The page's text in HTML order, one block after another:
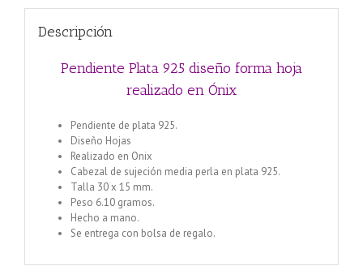
Descripción
Pendiente Plata 925 diseño forma hoja
realizado en Ónix
Pendiente de plata 925.
Diseño Hojas
Realizado en Onix
Cabezal de sujeción media perla en plata 925.
Talla 30 x 15 mm.
Peso 6.10 gramos.
Hecho a mano.
Se entrega con bolsa de regalo.